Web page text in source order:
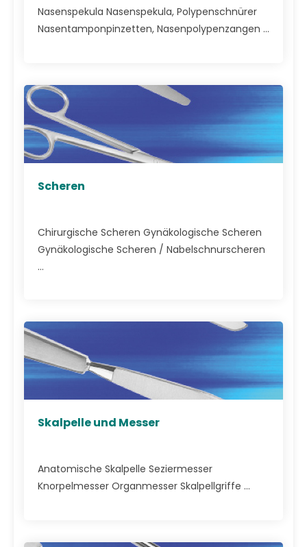
Nasenspekula Nasenspekula, Polypenschnürer
Nasentamponpinzetten, Nasenpolypenzangen ...
Scheren
Chirurgische Scheren Gynäkologische Scheren
Gynäkologische Scheren / Nabelschnurscheren
...
Skalpelle und Messer
Anatomische Skalpelle Seziermesser
Knorpelmesser Organmesser Skalpellgriffe ...